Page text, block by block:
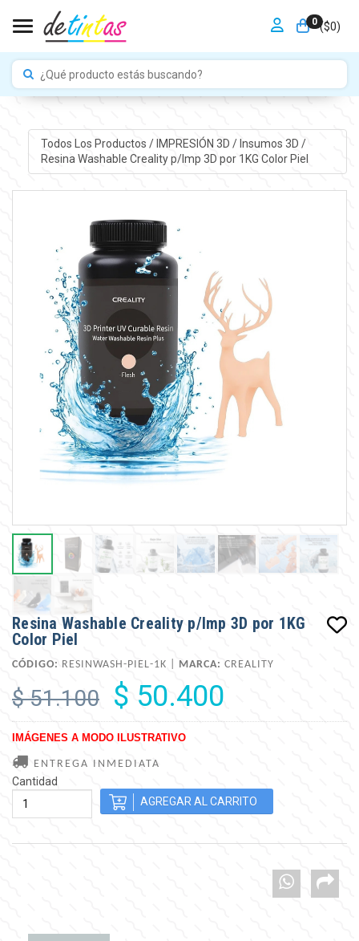
0 ($0)
Toggle navigation
Todos Los Productos / IMPRESIÓN 3D / Insumos 3D /
Resina Washable Creality p/Imp 3D por 1KG Color Piel
Resina Washable Creality p/Imp 3D por 1KG
Color Piel
CÓDIGO: RESINWASH-PIEL-1K | MARCA: CREALITY
$ 51.100 $ 50.400
IMÁGENES A MODO ILUSTRATIVO
ENTREGA INMEDIATA
Cantidad